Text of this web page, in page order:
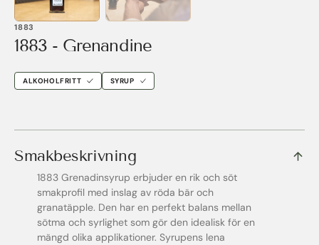
1883
1883 - Grenandine
ALKOHOLFRITT SYRUP
Smakbeskrivning
1883 Grenadinsyrup erbjuder en rik och söt
smakprofil med inslag av röda bär och
granatäpple. Den har en perfekt balans mellan
sötma och syrlighet som gör den idealisk för en
mängd olika applikationer. Syrupens lena